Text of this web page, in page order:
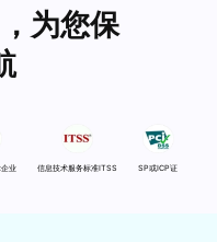
为您保
业 信息技术服务标准ITSS SP或ICP证